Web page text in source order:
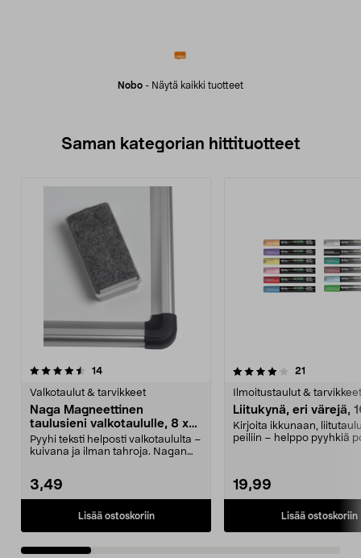
Nobo - Näytä kaikki tuotteet
Saman kategorian hittituotteet
14arvostelut
Valkotaulut & tarvikkeet
Naga Magneettinen
taulusieni valkotaululle, 8 x
3,2 cm
Pyyhi teksti helposti valkotaululta –
kuivana ja ilman tahroja. Nagan
3,49
Lisää ostoskoriin
4.0 viidestä
21
Ilmoitustaulut & tarvikkeet
Liitukynä, eri värejä,
Kirjoita ikkunaan,
peiliin – helppo pyyhkiä
19,99
Lisää ostoskoriin
4.5 viidestä